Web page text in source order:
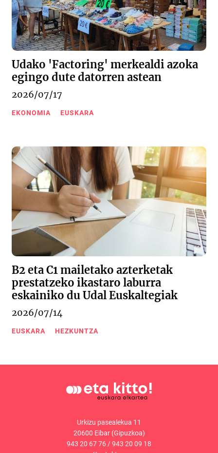
Udako 'Factoring' merkealdi azoka
egingo dute datorren astean
2026/07/17
EKONOMIA EUSKARA
B2 eta C1 mailetako azterketak
prestatzeko ikastaro laburra
eskainiko du Udal Euskaltegiak
2026/07/14
EUSKARA HEZKUNTZA
Urkizu pasealekua 11
20600 Eibar (Gipuzkoa)
943 20 67 76 /943 20 09 18